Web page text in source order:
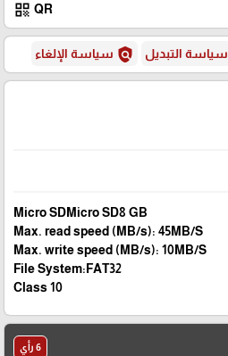
QR
qr_code
سياسة التبديل policy سياسة الإلغاء
Micro SDMicro SD8 GB
Max. read speed (MB/s): 45MB/S
Max. write speed (MB/s): 10MB/S
File System:FAT32
Class 10
6 رأي